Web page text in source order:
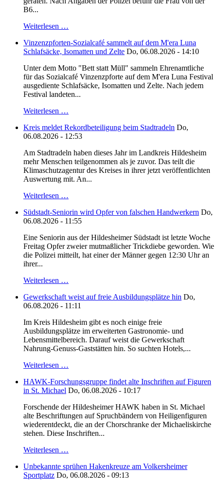
B6...
Weiterlesen …
Vinzenzpforten-Sozialcafé sammelt auf dem M'era Luna
Schlafsäcke, Isomatten und Zelte Do, 06.08.2026 - 14:10
Unter dem Motto "Bett statt Müll" sammeln Ehrenamtliche
für das Sozialcafé Vinzenzpforte auf dem M'era Luna Festival
ausgediente Schlafsäcke, Isomatten und Zelte. Nach jedem
Festival landeten...
Weiterlesen …
Kreis meldet Rekordbeteiligung beim Stadtradeln Do,
06.08.2026 - 12:53
Am Stadtradeln haben dieses Jahr im Landkreis Hildesheim
mehr Menschen teilgenommen als je zuvor. Das teilt die
Klimaschutzagentur des Kreises in ihrer jetzt veröffentlichten
Auswertung mit. An...
Weiterlesen …
Südstadt-Seniorin wird Opfer von falschen Handwerkern Do,
06.08.2026 - 11:55
Eine Seniorin aus der Hildesheimer Südstadt ist letzte Woche
Freitag Opfer zweier mutmaßlicher Trickdiebe geworden. Wie
die Polizei mitteilt, hat einer der Männer gegen 12:30 Uhr an
ihrer...
Weiterlesen …
Gewerkschaft weist auf freie Ausbildungsplätze hin Do,
06.08.2026 - 11:11
Im Kreis Hildesheim gibt es noch einige freie
Ausbildungsplätze im erweiterten Gastronomie- und
Lebensmittelbereich. Darauf weist die Gewerkschaft
Nahrung-Genuss-Gaststätten hin. So suchten Hotels,...
Weiterlesen …
HAWK-Forschungsgruppe findet alte Inschriften auf Figuren
in St. Michael Do, 06.08.2026 - 10:17
Forschende der Hildesheimer HAWK haben in St. Michael
alte Beschriftungen auf Spruchbändern von Heiligenfiguren
wiederentdeckt, die an der Chorschranke der Michaeliskirche
stehen. Diese Inschriften...
Weiterlesen …
Unbekannte sprühen Hakenkreuze am Volkersheimer
Sportplatz Do, 06.08.2026 - 09:13